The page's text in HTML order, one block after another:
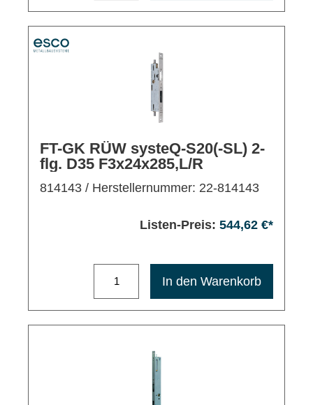
FT-GK RÜW systeQ-S20(-SL) 2-
flg. D35 F3x24x285,L/R
814143 / Herstellernummer: 22-814143
Listen-Preis: 544,62 €*
In den Warenkorb